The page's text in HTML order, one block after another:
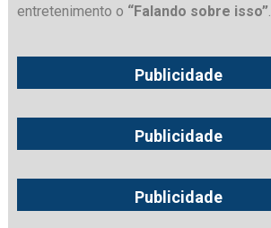
entretenimento o “Falando sobre isso”.
Publicidade
Publicidade
Publicidade